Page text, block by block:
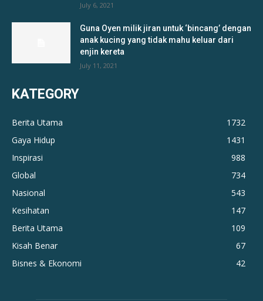
July 6, 2021
Guna Oyen milik jiran untuk ‘bincang’ dengan
anak kucing yang tidak mahu keluar dari
enjin kereta
July 11, 2021
KATEGORY
Berita Utama
1732
Gaya Hidup
1431
Inspirasi
988
Global
734
Nasional
543
Kesihatan
147
Berita Utama
109
Kisah Benar
67
Bisnes & Ekonomi
42